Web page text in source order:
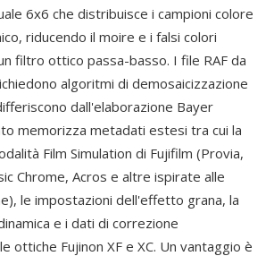
6x6 che distribuisce i campioni colore
riducendo il moire e i falsi colori
filtro ottico passa-basso. I file RAF da
algoritmi di demosaicizzazione
dall'elaborazione Bayer
memorizza metadati estesi tra cui la
Film Simulation di Fujifilm (Provia,
Chrome, Acros e altre ispirate alle
le impostazioni dell'effetto grana, la
e i dati di correzione
ottiche Fujinon XF e XC. Un vantaggio è